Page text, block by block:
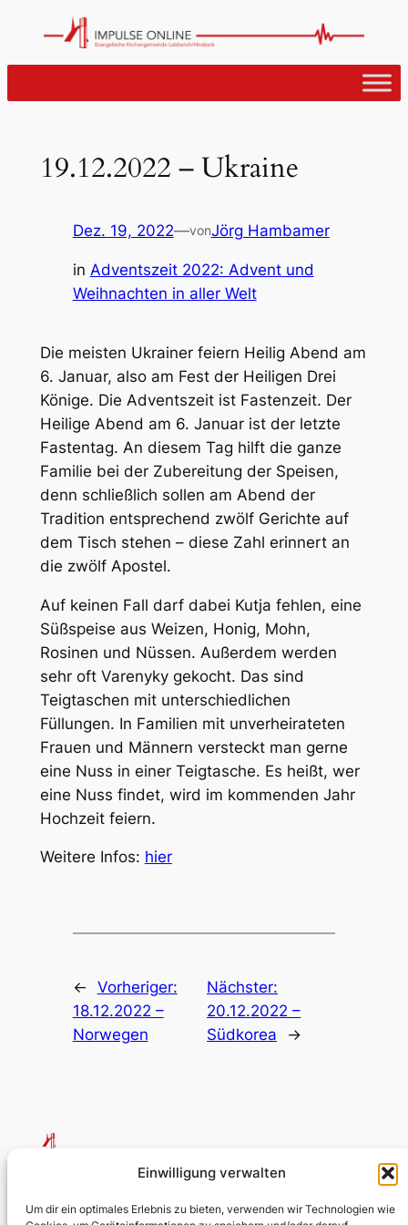
Einwilligung verwalten
Um dir ein optimales Erlebnis zu bieten, verwenden wir Technologien wie
19.12.2022 – Ukraine
Dez. 19, 2022—vonJörg Hambamer
in Adventszeit 2022: Advent und
Weihnachten in aller Welt
Die meisten Ukrainer feiern Heilig Abend am
6. Januar, also am Fest der Heiligen Drei
Könige. Die Adventszeit ist Fastenzeit. Der
Heilige Abend am 6. Januar ist der letzte
Fastentag. An diesem Tag hilft die ganze
Familie bei der Zubereitung der Speisen,
denn schließlich sollen am Abend der
Tradition entsprechend zwölf Gerichte auf
dem Tisch stehen – diese Zahl erinnert an
die zwölf Apostel.
Auf keinen Fall darf dabei Kutja fehlen, eine
Süßspeise aus Weizen, Honig, Mohn,
Rosinen und Nüssen. Außerdem werden
sehr oft Varenyky gekocht. Das sind
Teigtaschen mit unterschiedlichen
Füllungen. In Familien mit unverheirateten
Frauen und Männern versteckt man gerne
eine Nuss in einer Teigtasche. Es heißt, wer
eine Nuss findet, wird im kommenden Jahr
Hochzeit feiern.
Weitere Infos: hier
← Vorheriger:
18.12.2022 –
Norwegen
Nächster:
20.12.2022 –
Südkorea
→
Testumgebung Kirche